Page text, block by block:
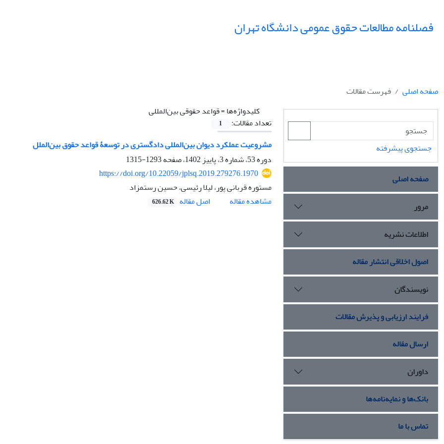
فصلنامه مطالعات حقوق عمومی دانشگاه تهران
صفحه اصلی
فهرست مقالات
کلیدواژه‌ها =قواعد حقوقی بین‌المللی
تعداد مقالات:
1
مشروعیت عملکرد دیوان بین‌المللی دادگستری در توسعۀ قواعد حقوق بین‌الملل
دوره 53، شماره 3، پاییز 1402، صفحه
1293-1315
https://doi.org/10.22059/jplsq.2019.279276.1970
مستوره قربانی پور، لیلا رئیسی، حسین رستمزاد
مشاهده مقاله
اصل مقاله 626.62 K
جستجوی پیشرفته
صفحه اصلی
مرور
اطلاعات نشریه
اصول اخلاقی انتشار مقاله
نویسندگان
فرایند ارزیابی و پذیرش مقالات
ارسال مقاله
داوران
بانک‌ها و نمایه‌نامه‌ها
تماس با ما